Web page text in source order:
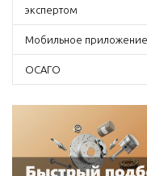
экспертом
Мобильное приложение
ОСАГО